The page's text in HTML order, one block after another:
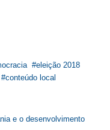
eleição 2018
conteúdo local
e o desenvolvimento